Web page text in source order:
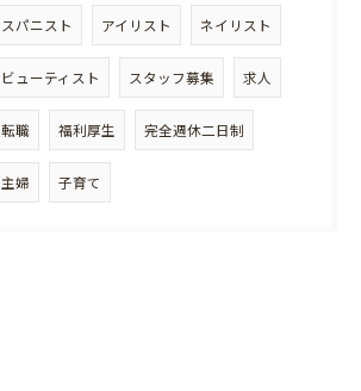
スパニスト アイリスト ネイリスト
ビューティスト スタッフ募集 求人
転職 福利厚生 完全週休二日制
主婦 子育て